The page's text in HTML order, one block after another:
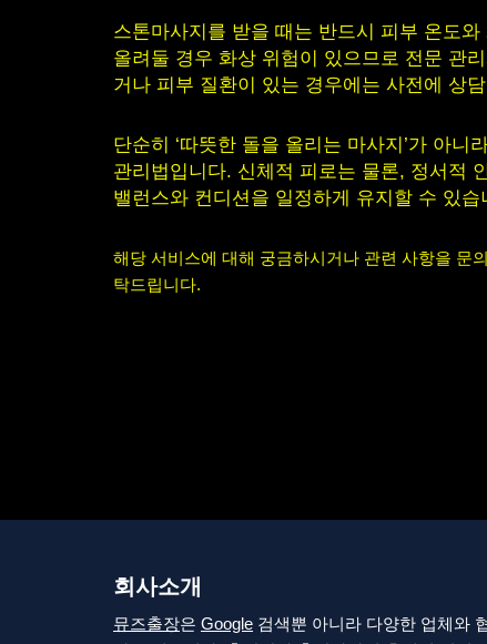
스톤마사지를 받을 때는 반드시 피부 온도
올려둘 경우 화상 위험이 있으므로 전문 관
거나 피부 질환이 있는 경우에는 사전에 상
단순히 ‘따뜻한 돌을 올리는 마사지’가 아
관리법입니다. 신체적 피로는 물론, 정서적
밸런스와 컨디션을 일정하게 유지할 수 있습
해당 서비스에 대해 궁금하시거나 관련 사항을 문
탁드립니다.
회사소개
뮤즈출장은 Google 검색뿐 아니라 다양한 업체와